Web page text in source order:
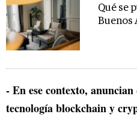
Qué se
Buenos
- En ese contexto,
tecnología blockchain y